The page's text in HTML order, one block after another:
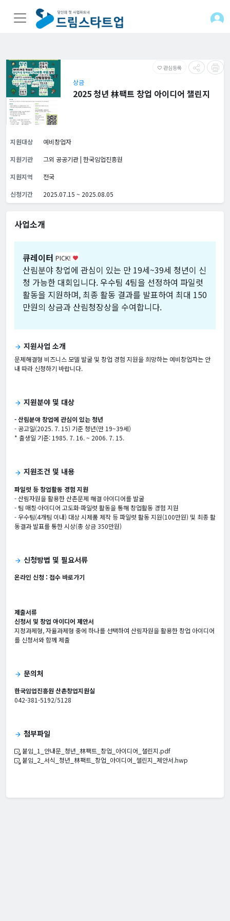
favorite_border 관심등록
상금
2025 청년 林팩트 창업 아이디어 챌린지
지원대상
예비창업자
지원기관
그외 공공기관 | 한국임업진흥원
지원지역
전국
신청기간
2025.07.15 ~ 2025.08.05
사업소개
큐레이터 PICK! favorite
산림분야 창업에 관심이 있는 만 19세~39세 청년이 신
청 가능한 대회입니다. 우수팀 4팀을 선정하여 파일럿
활동을 지원하며, 최종 활동 결과를 발표하여 최대 150
만원의 상금과 산림청장상을 수여합니다.
arrow_forward 지원사업 소개
문제해결형 비즈니스 모델 발굴 및 창업 경험 지원을 희망하는 예비창업자는 안
내 따라 신청하기 바랍니다.
arrow_forward 지원분야 및 대상
- 산림분야 창업에 관심이 있는 청년
- 공고일(2025. 7. 15) 기준 청년(만 19~39세)
* 출생일 기준: 1985. 7. 16. ~ 2006. 7. 15.
arrow_forward 지원조건 및 내용
파일럿 등 창업활동 경험 지원
- 산림자원을 활용한 산촌문제 해결 아이디어를 발굴
- 팀 매칭·아이디어 고도화·파일럿 활동을 통해 창업활동 경험 지원
- 우수팀(4개팀 이내) 대상 시제품 제작 등 파일럿 활동 지원(100만원) 및 최종 활
동결과 발표를 통한 시상(총 상금 350만원)
arrow_forward 신청방법 및 필요서류
온라인 신청 : 접수 바로가기
제출서류
신청서 및 창업 아이디어 제안서
지정과제형, 자율과제형 중에 하나를 선택하여 산림자원을 활용한 창업 아이디어
를 신청서와 함께 제출
arrow_forward 문의처
한국임업진흥원 산촌창업지원실
042-381-5192/5128
arrow_forward 첨부파일
붙임_1_안내문_청년_林팩트_창업_아이디어_챌린지.pdf
붙임_2_서식_청년_林팩트_창업_아이디어_챌린지_제안서.hwp